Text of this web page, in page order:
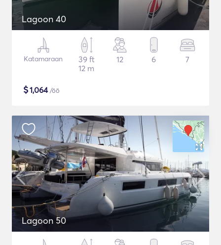
Lagoon 40
Katamaraan
39 ft
12 m
12 6 7
$1,064/öö
Lagoon 50